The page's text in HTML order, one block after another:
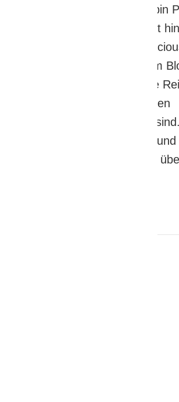
Hi,ich bin
Gesicht
meinem
ich dich mit auf kulinarische
teile Rezepte, die von meinen
Reiseerlebnissen inspiriert sind.
Unkompliziert, authentisch
einer Prise Reiselust. Mehr